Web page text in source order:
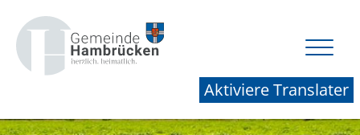
Aktiviere Translater